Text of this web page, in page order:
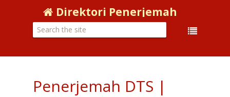
Direktori Penerjemah
Penerjemah DTS |